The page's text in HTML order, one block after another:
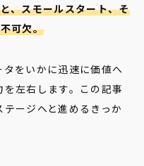
、スモールスタート、そ
可欠。
をいかに迅速に価値へ
左右します。この記事
ージへと進めるきっか